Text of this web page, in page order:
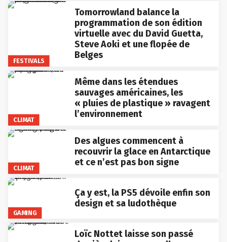
FESTIVALS
Tomorrowland balance la
programmation de son édition
virtuelle avec du David Guetta,
Steve Aoki et une flopée de
Belges
CLIMAT
Même dans les étendues
sauvages américaines, les
« pluies de plastique » ravagent
l’environnement
CLIMAT
Des algues commencent à
recouvrir la glace en Antarctique
et ce n’est pas bon signe
GAMING
Ça y est, la PS5 dévoile enfin son
design et sa ludothèque
Loïc Nottet laisse son passé